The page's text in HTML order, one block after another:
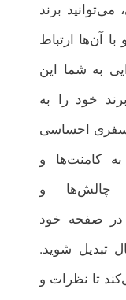
می‌توانید برند
آن‌ها ارتباط
به شما این
خود را به
سفری احساسی
به کامنت‌ها و
چالش‌ها و
در صفحه خود
تبدیل شوید.
تا نظرات و